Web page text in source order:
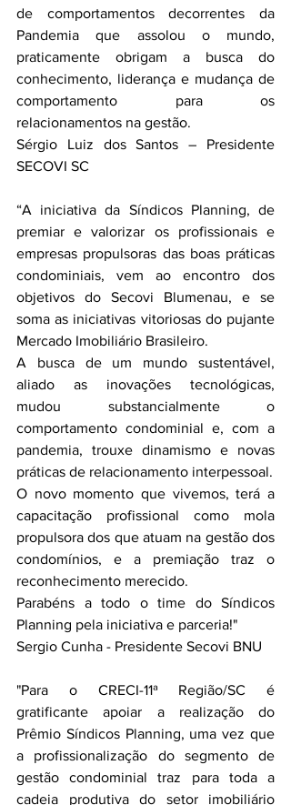
de comportamentos decorrentes da
Pandemia que assolou o mundo,
praticamente obrigam a busca do
conhecimento, liderança e mudança de
comportamento para os
relacionamentos na gestão.
Sérgio Luiz dos Santos – Presidente
SECOVI SC
“A iniciativa da Síndicos Planning, de
premiar e valorizar os profissionais e
empresas propulsoras das boas práticas
condominiais, vem ao encontro dos
objetivos do Secovi Blumenau, e se
soma as iniciativas vitoriosas do pujante
Mercado Imobiliário Brasileiro.
A busca de um mundo sustentável,
aliado as inovações tecnológicas,
mudou substancialmente o
comportamento condominial e, com a
pandemia, trouxe dinamismo e novas
práticas de relacionamento interpessoal.
O novo momento que vivemos, terá a
capacitação profissional como mola
propulsora dos que atuam na gestão dos
condomínios, e a premiação traz o
reconhecimento merecido.
Parabéns a todo o time do Síndicos
Planning pela iniciativa e parceria!"
Sergio Cunha - Presidente Secovi BNU
"Para o CRECI-11ª Região/SC é
gratificante apoiar a realização do
Prêmio Síndicos Planning, uma vez que
a profissionalização do segmento de
gestão condominial traz para toda a
cadeia produtiva do setor imobiliário